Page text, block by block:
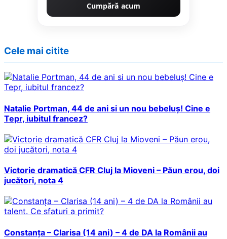
Cumpără acum
Cele mai citite
Natalie Portman, 44 de ani si un nou bebeluș! Cine e
Tepr, iubitul francez?
Victorie dramatică CFR Cluj la Mioveni – Păun erou, doi
jucători, nota 4
Constanța – Clarisa (14 ani) – 4 de DA la Românii au